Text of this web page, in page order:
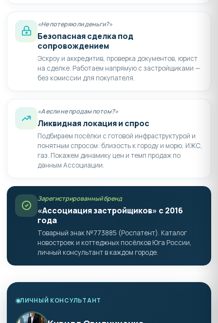
«Не потеряю ли деньги?»
Безопасная сделка под
сопровождением
Эскроу и аккредитив, проверка документов, юрист
на сделке. Работаем напрямую с застройщиками —
без комиссии для покупателя.
«А если не продам потом?»
Ликвидная локация и спрос
Подбираем посёлки с готовой инфраструктурой и
понятным спросом: близость к городу и морю, ИЖС,
газ. Покажем динамику цен и темп продаж по
данным Ассоциации.
Зарегистрированный бренд
«Ассоциация застройщиков» с 2016
года
Товарный знак №773885 (Роспатент). Каталог
новостроек и коттеджных посёлков Юга России,
личный консультант в каждом городе.
ЛИЧНЫЙ КОНСУЛЬТАНТ